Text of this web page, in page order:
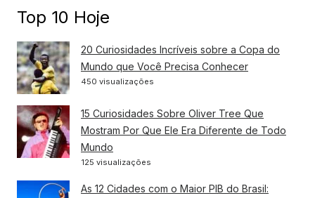
Top 10 Hoje
20 Curiosidades Incríveis sobre a Copa do
Mundo que Você Precisa Conhecer
450 visualizações
15 Curiosidades Sobre Oliver Tree Que
Mostram Por Que Ele Era Diferente de Todo
Mundo
125 visualizações
As 12 Cidades com o Maior PIB do Brasil: